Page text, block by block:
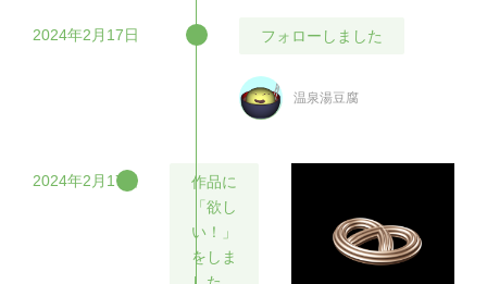
2024年2月17日 フォローしました
温泉湯豆腐
2024年2月17日
作品に
「欲し
い！」
をしま